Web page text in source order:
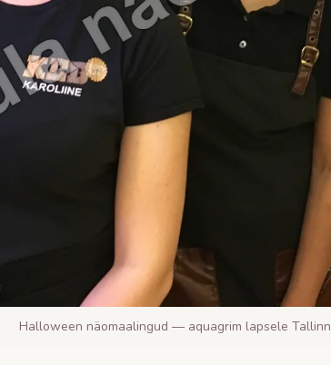
Halloween näomaalingud — aquagrim lapsele